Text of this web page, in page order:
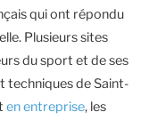
qui ont répondu
Plusieurs sites
du sport et de ses
techniques de Saint-
en entreprise, les